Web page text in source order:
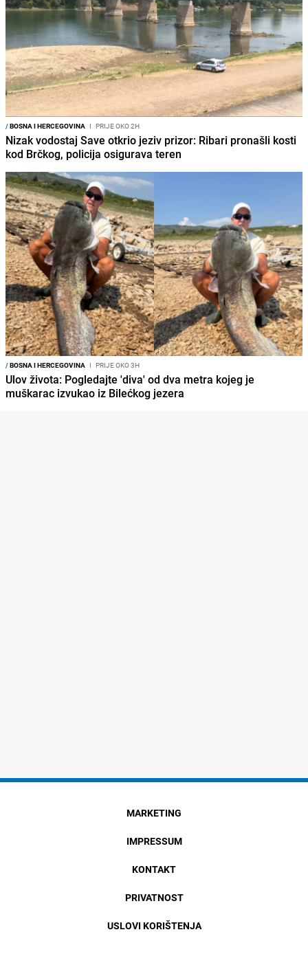
/BOSNA I HERCEGOVINA I PRIJE OKO 2H
Nizak vodostaj Save otkrio jeziv prizor: Ribari pronašli kosti
kod Brčkog, policija osigurava teren
/BOSNA I HERCEGOVINA I PRIJE OKO 3H
Ulov života: Pogledajte 'diva' od dva metra kojeg je
muškarac izvukao iz Bilećkog jezera
MARKETING
IMPRESSUM
KONTAKT
PRIVATNOST
USLOVI KORIŠTENJA